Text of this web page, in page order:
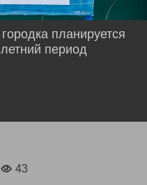
43
планируется
период